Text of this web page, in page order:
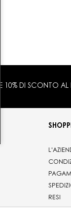
E 10% DI SCONTO
RESI